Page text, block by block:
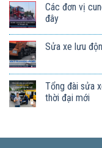
Các đơn vị
đây
Sửa xe lưu
Tổng đài sửa
thời đại mới